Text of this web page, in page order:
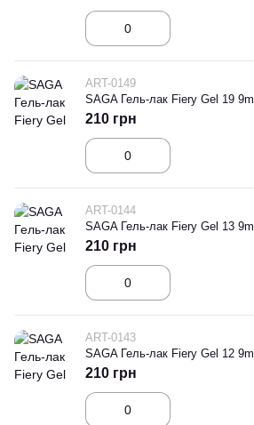
ART-0149
SAGA Гель-лак Fiery Gel 19 9ml
210 грн
ART-0144
SAGA Гель-лак Fiery Gel 13 9ml
210 грн
ART-0143
SAGA Гель-лак Fiery Gel 12 9ml
210 грн